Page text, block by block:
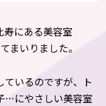
寿にある美容室
まいりました。
ているのですが、ト
…にやさしい美容室